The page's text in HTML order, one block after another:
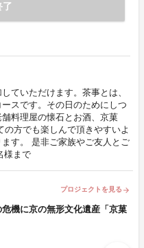
了
ていただけます。茶事とは、
スです。その日のためにしつ
料理屋の懐石とお酒、京菓
方でも楽しんで頂きやすいよ
す。 是非ご家族やご友人とご
様まで
プロジェクトを見る arrow_forward
機に京の無形文化遺産「京菓